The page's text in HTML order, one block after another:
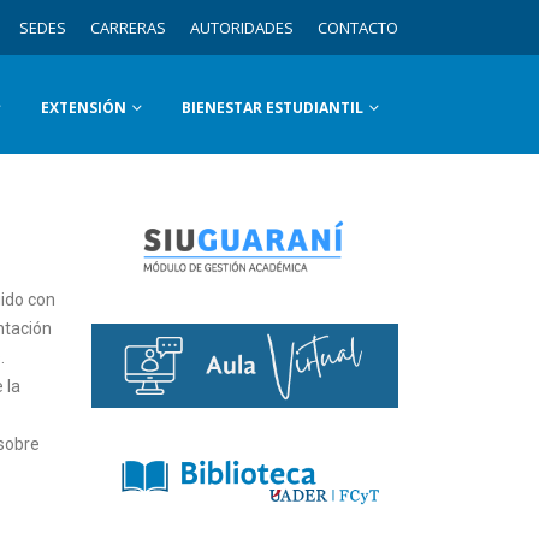
SEDES CARRERAS AUTORIDADES CONTACTO
EXTENSIÓN BIENESTAR ESTUDIANTIL
con
la